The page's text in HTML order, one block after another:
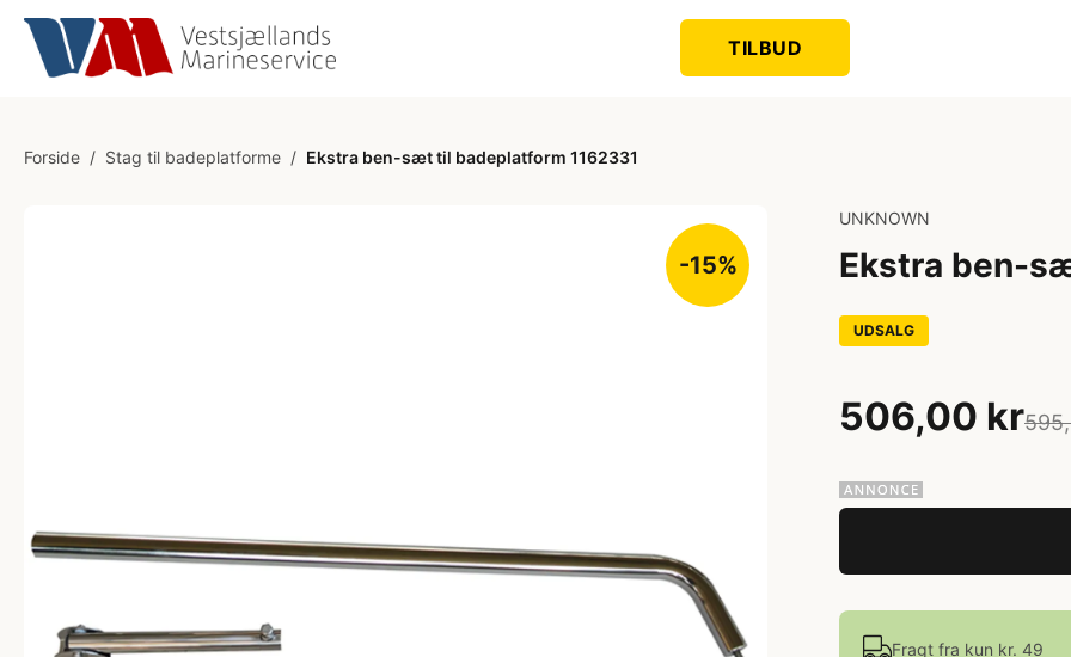
TILBUD
Forside / Stag til badeplatforme / Ekstra ben-sæt til badeplatform 1162331
-15%
UNKNOWN
Ekstra ben-
UDSALG
506,00 kr
Fragt fra kun kr. 49